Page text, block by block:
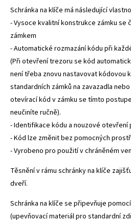
Schránka na klíče má následující
- Vysoce kvalitní konstrukce zámku se
zámkem
- Automatické rozmazání kódu při
(Při otevření trezoru se kód
není třeba znovu nastavovat kódovou
standardních zámků na zavazadla
otevírací kód v zámku se tímto
neučiníte ručně).
- Identifikace kódu a nouzové otevření
- Kód lze změnit bez pomocných
- Vyrobeno pro použití v chráněném
Těsnění v rámu schránky na klíče
dveří.
Schránka na klíče se připevňuje
(upevňovací materiál pro standardní